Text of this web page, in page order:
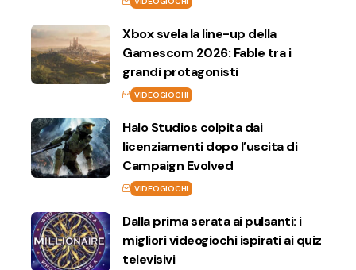
Xbox svela la line-up della
Gamescom 2026: Fable tra i
grandi protagonisti
VIDEOGIOCHI
Halo Studios colpita dai
licenziamenti dopo l’uscita di
Campaign Evolved
VIDEOGIOCHI
Dalla prima serata ai pulsanti: i
migliori videogiochi ispirati ai quiz
televisivi